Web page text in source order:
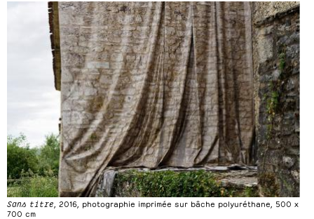
Sans titre , 2016, photographie imprimée sur bâche polyuréthane, 500 x
700 cm